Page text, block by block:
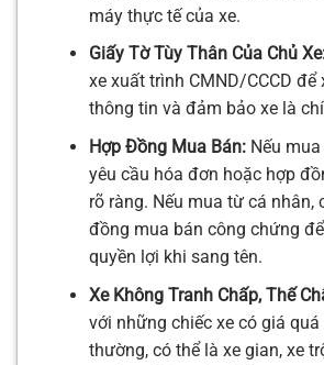
máy thực tế của xe.
Giấy Tờ Tùy Thân Của Chủ
xe xuất trình CMND/CCCD để
thông tin và đảm bảo xe là
Hợp Đồng Mua Bán:Nếu mua
yêu cầu hóa đơn hoặc hợp
rõ ràng. Nếu mua từ cá nhân,
đồng mua bán công chứng
quyền lợi khi sang tên.
Xe Không Tranh Chấp, Thế
với những chiếc xe có giá quá
thường, có thể là xe gian, xe